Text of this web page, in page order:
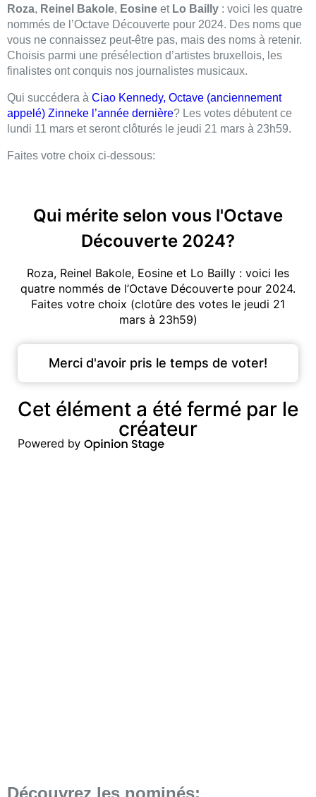
Roza, Reinel Bakole, Eosine et Lo Bailly : voici les quatre
nommés de l’Octave Découverte pour 2024. Des noms que
vous ne connaissez peut-être pas, mais des noms à retenir.
Choisis parmi une présélection d’artistes bruxellois, les
finalistes ont conquis nos journalistes musicaux.
Qui succédera à Ciao Kennedy, Octave (anciennement
appelé) Zinneke l’année dernière? Les votes débutent ce
lundi 11 mars et seront clôturés le jeudi 21 mars à 23h59.
Faites votre choix ci-dessous:
Découvrez les nominés: